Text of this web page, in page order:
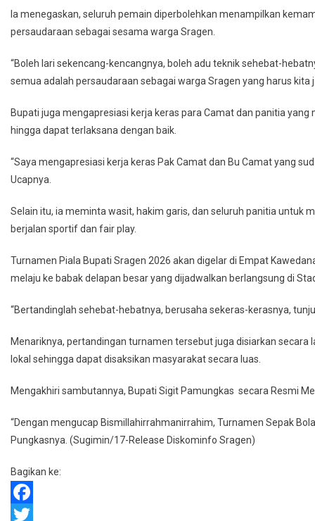
Ia menegaskan, seluruh pemain diperbolehkan menampilkan
persaudaraan sebagai sesama warga Sragen.
“Boleh lari sekencang-kencangnya, boleh adu teknik sehebat-
semua adalah persaudaraan sebagai warga Sragen yang harus kita
Bupati juga mengapresiasi kerja keras para Camat dan panitia
hingga dapat terlaksana dengan baik.
“Saya mengapresiasi kerja keras Pak Camat dan Bu Camat yang
Ucapnya.
Selain itu, ia meminta wasit, hakim garis, dan seluruh panitia untuk
berjalan sportif dan fair play.
Turnamen Piala Bupati Sragen 2026 akan digelar di Empat
melaju ke babak delapan besar yang dijadwalkan berlangsung di
“Bertandinglah sehebat-hebatnya, berusaha sekeras-kerasnya,
Menariknya, pertandingan turnamen tersebut juga disiarkan
lokal sehingga dapat disaksikan masyarakat secara luas.
Mengakhiri sambutannya, Bupati Sigit Pamungkas secara Resmi
“Dengan mengucap Bismillahirrahmanirrahim, Turnamen Sepak
Pungkasnya. (Sugimin/17-Release Diskominfo Sragen)
Bagikan ke:
Facebook